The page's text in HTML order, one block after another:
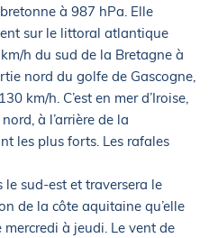
à 987 hPa. Elle
sur le littoral atlantique
h du sud de la Bretagne à
nord du golfe de Gascogne,
km/h. C’est en mer d’Iroise,
à l’arrière de la
les plus forts. Les rafales
le sud-est et traversera le
de la côte aquitaine qu’elle
à jeudi. Le vent de